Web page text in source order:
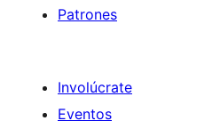
Patrones
Involúcrate
Eventos